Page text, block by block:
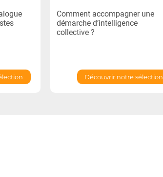
Comment accompagner une
démarche d’intelligence
collective ?
Découvrir notre sélection